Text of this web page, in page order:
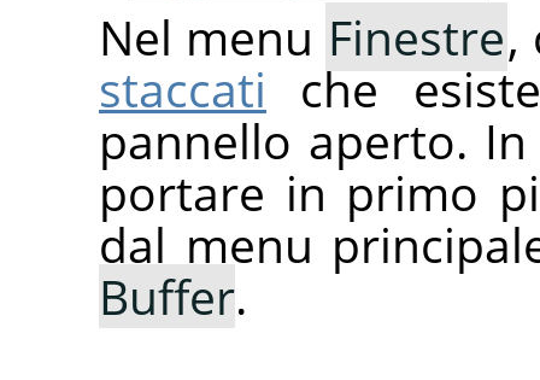
Nel menu Finestre,
staccati che
pannello aperto.
portare in primo
dal menu
Buffer.